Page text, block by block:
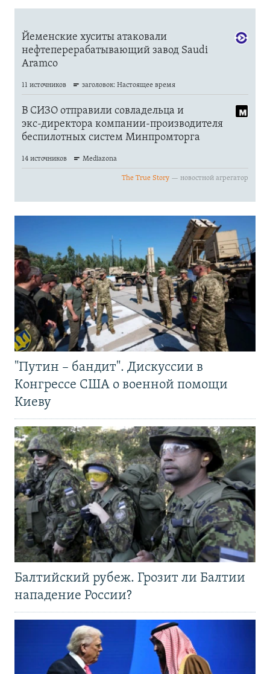
"Путин – бандит". Дискуссии в
Конгрессе США о военной помощи
Киеву
Балтийский рубеж. Грозит ли Балтии
нападение России?